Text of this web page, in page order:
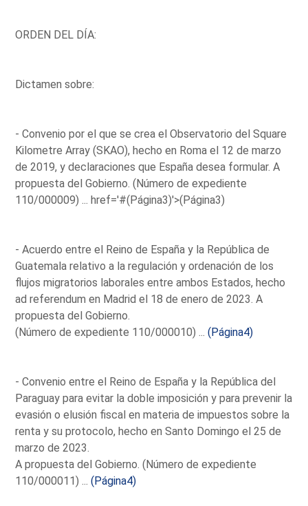
ORDEN DEL DÍA:
Dictamen sobre:
- Convenio por el que se crea el Observatorio del Square
Kilometre Array (SKAO), hecho en Roma el 12 de marzo
de 2019, y declaraciones que España desea formular. A
propuesta del Gobierno. (Número de expediente
110/000009) ...href='#(Página3)'>(Página3)
- Acuerdo entre el Reino de España y la República de
Guatemala relativo a la regulación y ordenación de los
flujos migratorios laborales entre ambos Estados, hecho
ad referendum en Madrid el 18 de enero de 2023. A
propuesta del Gobierno.
(Número de expediente 110/000010) ...(Página4)
- Convenio entre el Reino de España y la República del
Paraguay para evitar la doble imposición y para prevenir la
evasión o elusión fiscal en materia de impuestos sobre la
renta y su protocolo, hecho en Santo Domingo el 25 de
marzo de 2023.
A propuesta del Gobierno. (Número de expediente
110/000011) ...(Página4)